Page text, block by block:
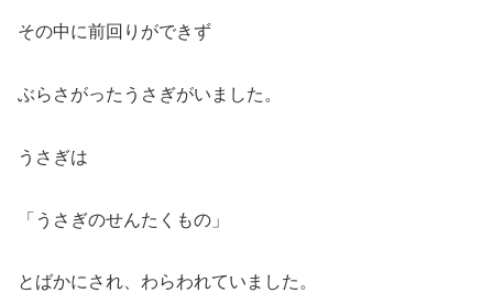
その中に前回りができず
ぶらさがったうさぎがいました。
うさぎは
「うさぎのせんたくもの」
とばかにされ、わらわれていました。